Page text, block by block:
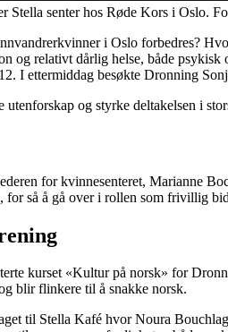
Stella senter hos Røde Kors i Oslo.
i Oslo forbedres?
og relativt dårlig helse, både
I ettermiddag besøkte Dronning
utenforskap og styrke deltakelsen i
for kvinnesenteret, Marianne
for så å gå over i rollen som frivillig
kurset «Kultur på norsk» for
blir flinkere til å snakke norsk.
til Stella Kafé hvor Noura